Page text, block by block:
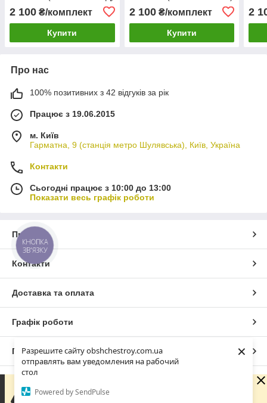
Разрешите сайту obshchestroy.com.ua
отправлять вам уведомления на рабочий
стол
Powered by SendPulse
×
переднього ряду
2 100 ₴/комплект
Купити
переднього ряду
2 100₴/комплект
Купити
2
Про нас
100% позитивних з 42 відгуків за рік
Працює з 19.06.2015
м. Київ
Гарматна, 9 (станція метро Шулявська), Київ, Україна
Контакти
Сьогодні працює з 10:00 до 13:00
Показати весь графік роботи
Про нас
Контакти
Доставка та оплата
Графік роботи
Повна версія сайту
замовлення та повідомлення, оскільки за її графіком
КНОПКА
ЗВ'ЯЗКУ